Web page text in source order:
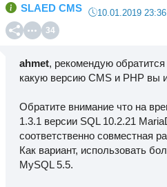
SLAED CMS 10.01.2019
34
ahmet, рекомендую обратится
какую версию CMS и PHP вы
Обратите внимание что на
1.3.1 версии SQL 10.2.21
соответственно совместная
Как вариант, использовать
MySQL 5.5.